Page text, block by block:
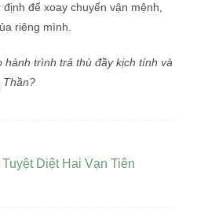
để xoay chuyển vận mệnh,
riêng mình.
hành trình trả thù đầy kịch tính và
Thần?
Diệt Hai Vạn Tiên